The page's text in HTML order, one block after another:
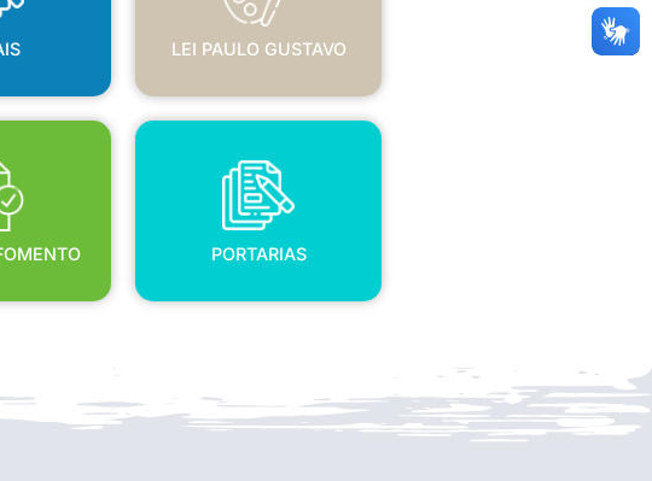
LEI PAULO GUSTAVO
PORTARIAS
PORTARIAS